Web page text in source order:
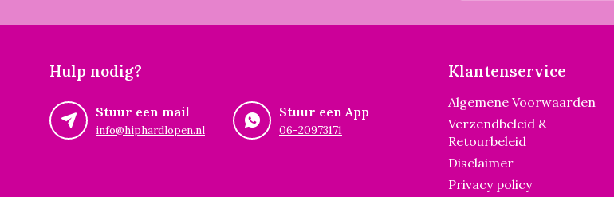
Hulp nodig?
Stuur een mail
info@hiphardlopen.nl
Stuur een App
06-20973171
Klantenservice
Algemene Voorwaarden
Verzendbeleid &
Retourbeleid
Disclaimer
Privacy policy